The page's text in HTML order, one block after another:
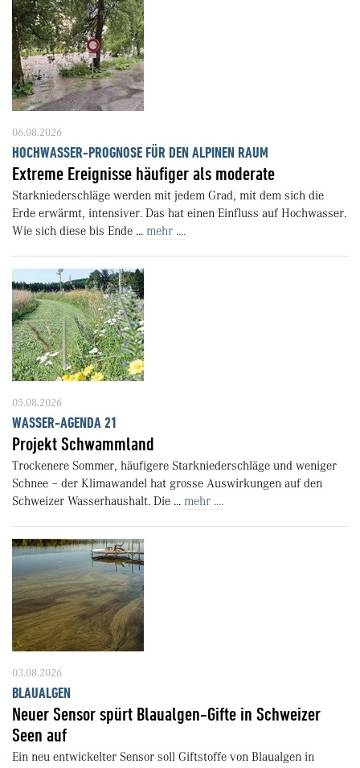
06.08.2026
HOCHWASSER-PROGNOSE FÜR DEN ALPINEN RAUM
Extreme Ereignisse häufiger als moderate
Starkniederschläge werden mit jedem Grad, mit dem sich die
Erde erwärmt, intensiver. Das hat einen Einfluss auf Hochwasser.
Wie sich diese bis Ende ... mehr ....
05.08.2026
WASSER-AGENDA 21
Projekt Schwammland
Trockenere Sommer, häufigere Starkniederschläge und weniger
Schnee – der Klimawandel hat grosse Auswirkungen auf den
Schweizer Wasserhaushalt. Die ... mehr ....
03.08.2026
BLAUALGEN
Neuer Sensor spürt Blaualgen-Gifte in Schweizer
Seen auf
Ein neu entwickelter Sensor soll Giftstoffe von Blaualgen in